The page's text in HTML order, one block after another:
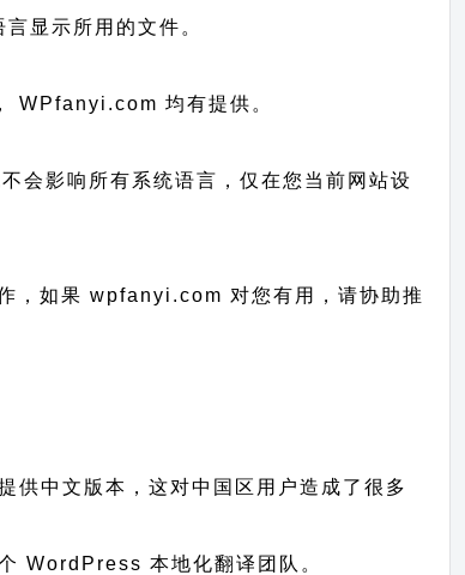
显示所用的文件。
WPfanyi.com 均有提供。
会影响所有系统语言，仅在您当前网站设
，如果 wpfanyi.com 对您有用，请协助推
中文版本，这对中国区用户造成了很多
WordPress 本地化翻译团队。